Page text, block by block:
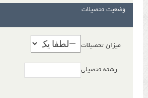
وضعیت تحصیلات
میزان تحصیلات
رشته تحصیلی